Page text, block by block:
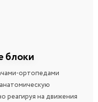
блоки
ортопедами
реагируя на движения